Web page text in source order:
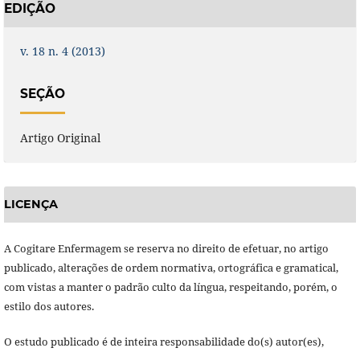
EDIÇÃO
v. 18 n. 4 (2013)
SEÇÃO
Artigo Original
LICENÇA
A Cogitare Enfermagem se reserva no direito de efetuar, no artigo
publicado, alterações de ordem normativa, ortográfica e gramatical,
com vistas a manter o padrão culto da língua, respeitando, porém, o
estilo dos autores.
O estudo publicado é de inteira responsabilidade do(s) autor(es),